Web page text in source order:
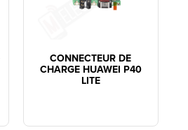
CONNECTEUR DE
CHARGE HUAWEI P40
LITE